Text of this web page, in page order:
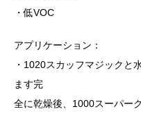
・低VOC
アプリケーション：
・1020スカッフマジックと
ます完
全に乾燥後、1000スーパー